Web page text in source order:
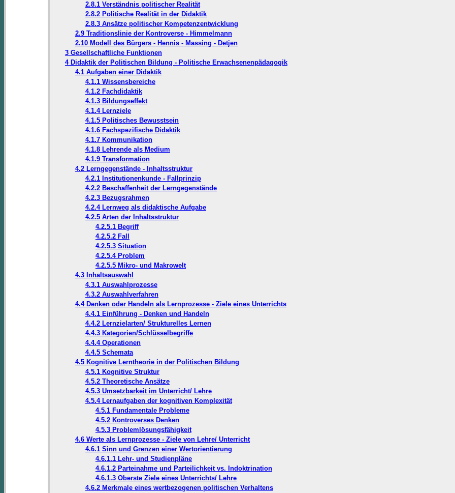
2.8.1 Verständnis politischer Realität
2.8.2 Politische Realität in der Didaktik
2.8.3 Ansätze politischer Kompetenzentwicklung
2.9 Traditionslinie der Kontroverse - Himmelmann
2.10 Modell des Bürgers - Hennis - Massing - Detjen
3 Gesellschaftliche Funktionen
4 Didaktik der Politischen Bildung - Politische Erwachsenenpädagogik
4.1 Aufgaben einer Didaktik
4.1.1 Wissensbereiche
4.1.2 Fachdidaktik
4.1.3 Bildungseffekt
4.1.4 Lernziele
4.1.5 Politisches Bewusstsein
4.1.6 Fachspezifische Didaktik
4.1.7 Kommunikation
4.1.8 Lehrende als Medium
4.1.9 Transformation
4.2 Lerngegenstände - Inhaltsstruktur
4.2.1 Institutionenkunde - Fallprinzip
4.2.2 Beschaffenheit der Lerngegenstände
4.2.3 Bezugsrahmen
4.2.4 Lernweg als didaktische Aufgabe
4.2.5 Arten der Inhaltsstruktur
4.2.5.1 Begriff
4.2.5.2 Fall
4.2.5.3 Situation
4.2.5.4 Problem
4.2.5.5 Mikro- und Makrowelt
4.3 Inhaltsauswahl
4.3.1 Auswahlprozesse
4.3.2 Auswahlverfahren
4.4 Denken oder Handeln als Lernprozesse - Ziele eines Unterrichts
4.4.1 Einführung - Denken und Handeln
4.4.2 Lernzielarten/ Strukturelles Lernen
4.4.3 Kategorien/Schlüsselbegriffe
4.4.4 Operationen
4.4.5 Schemata
4.5 Kognitive Lerntheorie in der Politischen Bildung
4.5.1 Kognitive Struktur
4.5.2 Theoretische Ansätze
4.5.3 Umsetzbarkeit im Unterricht/ Lehre
4.5.4 Lernaufgaben der kognitiven Komplexität
4.5.1 Fundamentale Probleme
4.5.2 Kontroverses Denken
4.5.3 Problemlösungsfähigkeit
4.6 Werte als Lernprozesse - Ziele von Lehre/ Unterricht
4.6.1 Sinn und Grenzen einer Wertorientierung
4.6.1.1 Lehr- und Studienpläne
4.6.1.2 Parteinahme und Parteilichkeit vs. Indoktrination
4.6.1.3 Oberste Ziele eines Unterrichts/ Lehre
4.6.2 Merkmale eines wertbezogenen politischen Verhaltens